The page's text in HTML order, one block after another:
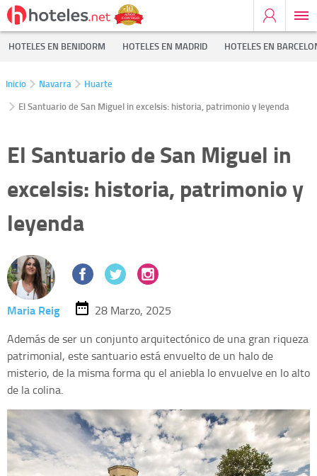
HOTELES EN BENIDORM HOTELES EN MADRID HOTELES EN
Inicio Navarra
Huarte
El Santuario de San Miguel in excelsis: historia, patrimonio y leyenda
El Santuario de San Miguel in
excelsis: historia, patrimonio y
leyenda
Maria Reig
28 Marzo, 2025
Además de ser un conjunto arquitectónico de una gran riqueza
patrimonial, este santuario está envuelto de un halo de
misterio, de la misma forma qu el aniebla lo envuelve en lo alto
de la colina.